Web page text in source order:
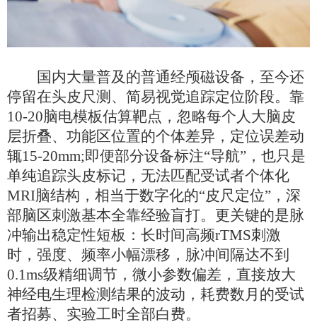
国内大量普及的普通经颅磁设备，至今还
停留在头皮尺测、简易视觉追踪定位阶段。靠
10-20脑电模板估算靶点，忽略每个人大脑皮
层折叠、功能区位置的个体差异，定位误差动
辄15-20mm;即便部分设备标注“导航”，也只是
单纯追踪头皮标记，无法匹配受试者个体化
MRI脑结构，相当于数字化的“皮尺定位”，深
部脑区刺激基本全靠经验盲打。更关键的是脉
冲输出稳定性短板：长时间高频rTMS刺激
时，强度、频率小幅漂移，脉冲间隔达不到
0.1ms级精细调节，微小参数偏差，直接放大
神经电生理检测结果的波动，耗费数月的受试
者招募、实验工时全部白费。